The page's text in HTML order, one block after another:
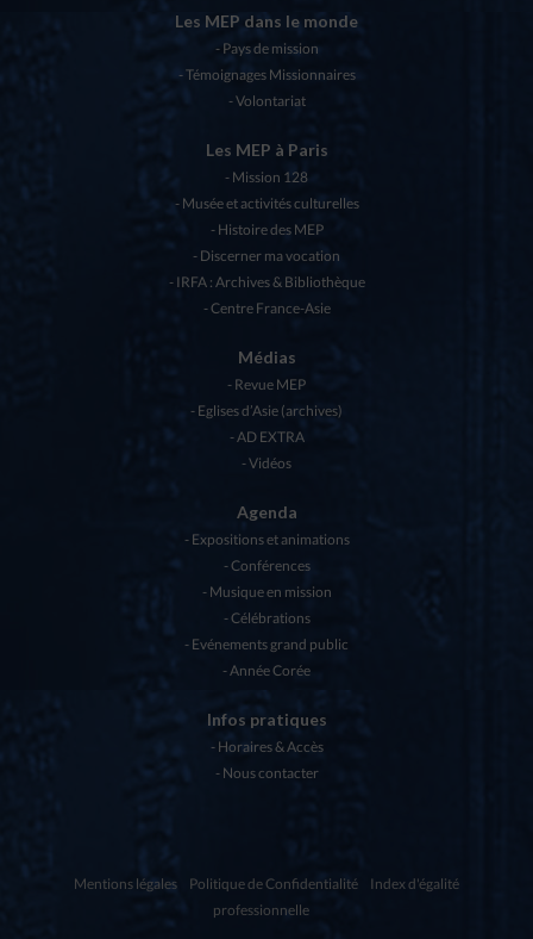
Les MEP dans le monde
Pays de mission
Témoignages Missionnaires
Volontariat
Les MEP à Paris
Mission 128
Musée et activités culturelles
Histoire des MEP
Discerner ma vocation
IRFA : Archives & Bibliothèque
Centre France-Asie
Médias
Revue MEP
Eglises d’Asie (archives)
AD EXTRA
Vidéos
Agenda
Expositions et animations
Conférences
Musique en mission
Célébrations
Evénements grand public
Année Corée
Infos pratiques
Horaires & Accès
Nous contacter
Mentions légales Politique de Confidentialité
Index d'égalité
professionnelle